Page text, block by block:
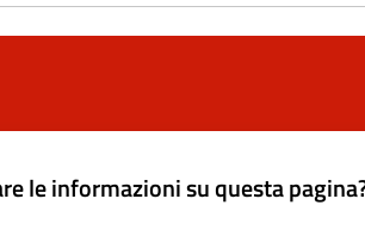
le informazioni su questa